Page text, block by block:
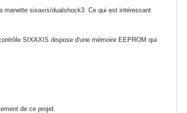
manette sixaxis/dualshock3. Ce qui est intéressant
SIXAXIS dispose d'une mémoire EEPROM qui
de ce projet.